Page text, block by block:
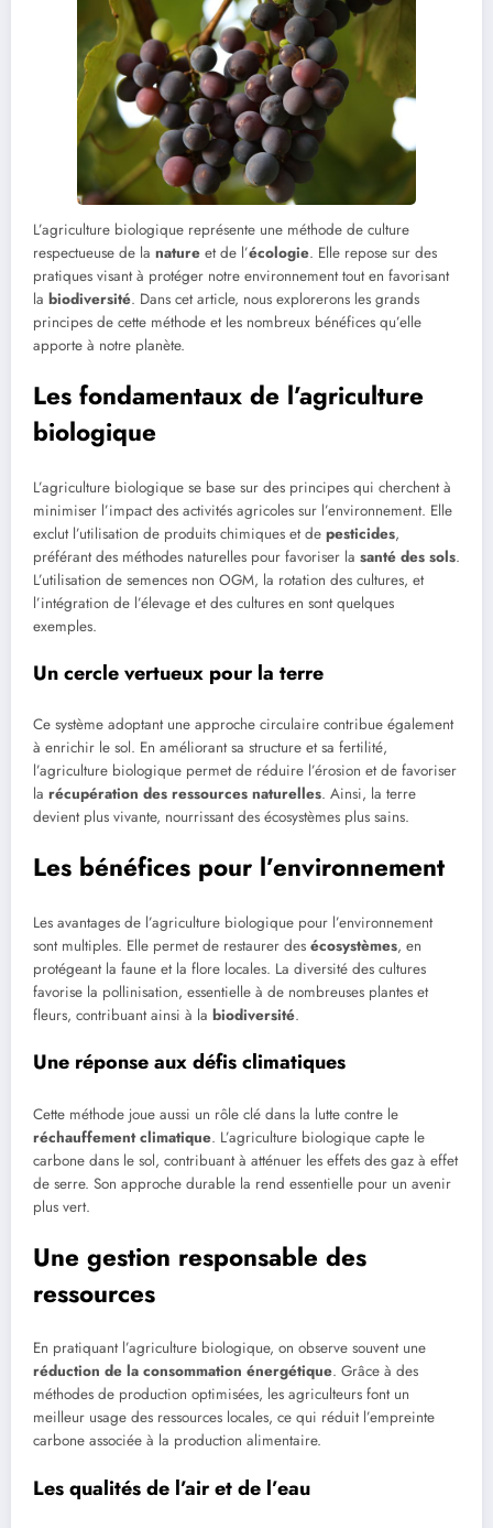
L’agriculture biologique représente une méthode de culture
respectueuse de la nature et de l’écologie. Elle repose sur des
pratiques visant à protéger notre environnement tout en favorisant
la biodiversité. Dans cet article, nous explorerons les grands
principes de cette méthode et les nombreux bénéfices qu’elle
apporte à notre planète.
Les fondamentaux de l’agriculture
biologique
L’agriculture biologique se base sur des principes qui cherchent à
minimiser l’impact des activités agricoles sur l’environnement. Elle
exclut l’utilisation de produits chimiques et de pesticides,
préférant des méthodes naturelles pour favoriser la santé des sols.
L’utilisation de semences non OGM, la rotation des cultures, et
l’intégration de l’élevage et des cultures en sont quelques
exemples.
Un cercle vertueux pour la terre
Ce système adoptant une approche circulaire contribue également
à enrichir le sol. En améliorant sa structure et sa fertilité,
l’agriculture biologique permet de réduire l’érosion et de favoriser
la récupération des ressources naturelles. Ainsi, la terre
devient plus vivante, nourrissant des écosystèmes plus sains.
Les bénéfices pour l’environnement
Les avantages de l’agriculture biologique pour l’environnement
sont multiples. Elle permet de restaurer des écosystèmes, en
protégeant la faune et la flore locales. La diversité des cultures
favorise la pollinisation, essentielle à de nombreuses plantes et
fleurs, contribuant ainsi à la biodiversité.
Une réponse aux défis climatiques
Cette méthode joue aussi un rôle clé dans la lutte contre le
réchauffement climatique. L’agriculture biologique capte le
carbone dans le sol, contribuant à atténuer les effets des gaz à effet
de serre. Son approche durable la rend essentielle pour un avenir
plus vert.
Une gestion responsable des
ressources
En pratiquant l’agriculture biologique, on observe souvent une
réduction de la consommation énergétique. Grâce à des
méthodes de production optimisées, les agriculteurs font un
meilleur usage des ressources locales, ce qui réduit l’empreinte
carbone associée à la production alimentaire.
Les qualités de l’air et de l’eau